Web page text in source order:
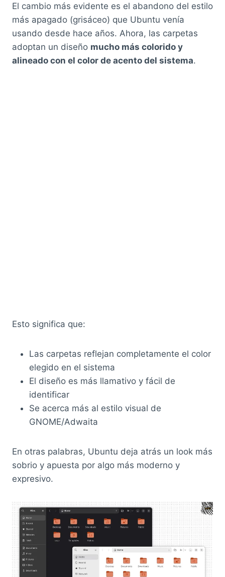
El cambio más evidente es el abandono del estilo
más apagado (grisáceo) que Ubuntu venía
usando desde hace años. Ahora, las carpetas
adoptan un diseño mucho más colorido y
alineado con el color de acento del sistema.
Esto significa que:
Las carpetas reflejan completamente el color
elegido en el sistema
El diseño es más llamativo y fácil de
identificar
Se acerca más al estilo visual de
GNOME/Adwaita
En otras palabras, Ubuntu deja atrás un look más
sobrio y apuesta por algo más moderno y
expresivo.